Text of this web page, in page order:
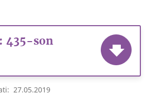
435-son
27.05.2019